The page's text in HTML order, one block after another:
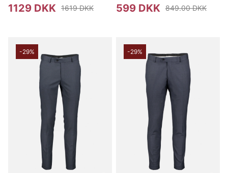
1129 DKK 1619 DKK 599 DKK 849.00 DKK
-29% -29%